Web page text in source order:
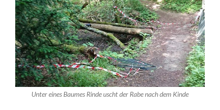
Unter eines Baumes Rinde uscht der Rabe nach dem Kinde